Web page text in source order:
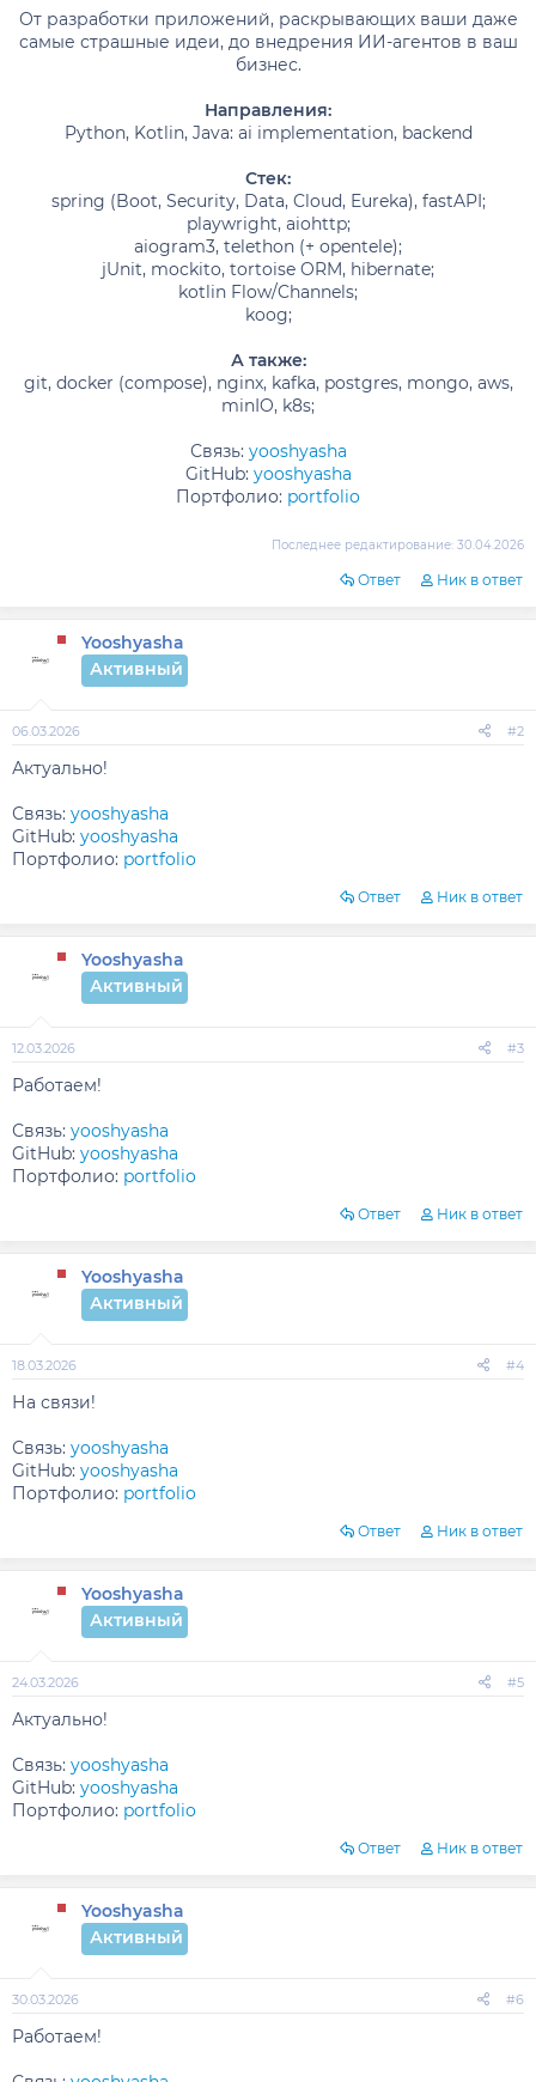
От разработки приложений, раскрывающих ваши даже
самые страшные идеи, до внедрения ИИ-агентов в ваш
бизнес.
Направления:
Python, Kotlin, Java: ai implementation, backend
Стек:
spring (Boot, Security, Data, Cloud, Eureka), fastAPI;
playwright, aiohttp;
aiogram3, telethon (+ opentele);
jUnit, mockito, tortoise ORM, hibernate;
kotlin Flow/Channels;
koog;
А также:
git, docker (compose), nginx, kafka, postgres, mongo, aws,
minIO, k8s;
Связь: yooshyasha
GitHub: yooshyasha
Портфолио: portfolio
Последнее редактирование: 30.04.2026
Ответ Ник в ответ
Yooshyasha
Активный
06.03.2026 #2
Актуально!
Связь: yooshyasha
GitHub: yooshyasha
Портфолио: portfolio
Ответ Ник в ответ
Yooshyasha
Активный
12.03.2026 #3
Работаем!
Связь: yooshyasha
GitHub: yooshyasha
Портфолио: portfolio
Ответ Ник в ответ
Yooshyasha
Активный
18.03.2026 #4
На связи!
Связь: yooshyasha
GitHub: yooshyasha
Портфолио: portfolio
Ответ Ник в ответ
Yooshyasha
Активный
24.03.2026 #5
Актуально!
Связь: yooshyasha
GitHub: yooshyasha
Портфолио: portfolio
Ответ Ник в ответ
Yooshyasha
Активный
30.03.2026 #6
Работаем!